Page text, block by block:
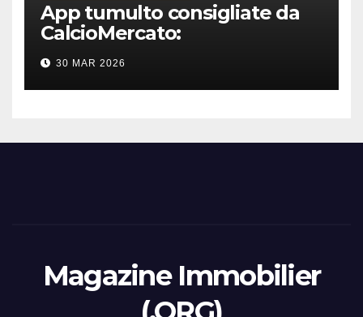
App tumulto consigliate da
CalcioMercato:
considerazione di gennaio
2026
30 MAR 2026
Magazine Immobilier